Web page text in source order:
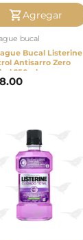
Agregar
bucal
Bucal Listerine
Antisarro Zero
250ml